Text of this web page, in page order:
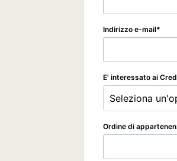
Indirizzo e-mail
E' interessato ai
Seleziona
Ordine di